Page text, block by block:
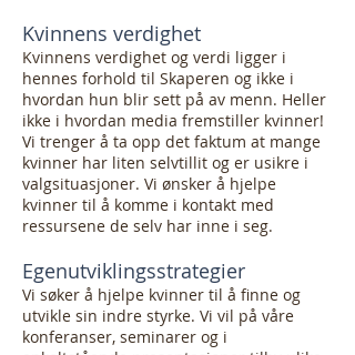
Kvinnens verdighet
Kvinnens verdighet og verdi ligger i
hennes forhold til Skaperen og ikke i
hvordan hun blir sett på av menn. Heller
ikke i hvordan media fremstiller kvinner!
Vi trenger å ta opp det faktum at mange
kvinner har liten selvtillit og er usikre i
valgsituasjoner. Vi ønsker å hjelpe
kvinner til å komme i kontakt med
ressursene de selv har inne i seg.
Egenutviklingsstrategier
Vi søker å hjelpe kvinner til å finne og
utvikle sin indre styrke. Vi vil på våre
konferanser, seminarer og i